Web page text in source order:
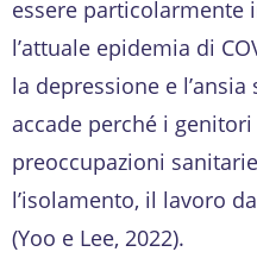
essere
l’attuale epidemia di
la depressione e
accade perché i
preoccupazioni
l’isolamento, il lavoro
(Yoo e Lee, 2022).